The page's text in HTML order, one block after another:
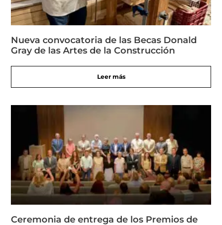
Nueva convocatoria de las Becas Donald
Gray de las Artes de la Construcción
Leer más
Ceremonia de entrega de los Premios de